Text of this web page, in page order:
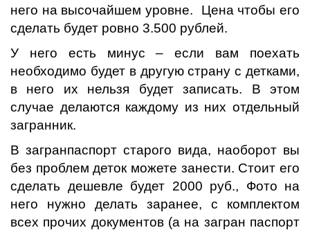
него на высочайшем уровне. Цена чтобы его
сделать будет ровно 3.500 рублей.
У него есть минус – если вам поехать
необходимо будет в другую страну с детками,
в него их нельзя будет записать. В этом
случае делаются каждому из них отдельный
загранник.
В загранпаспорт старого вида, наоборот вы
без проблем деток можете занести. Стоит его
сделать дешевле будет 2000 руб., Фото на
него нужно делать заранее, с комплектом
всех прочих документов (а на загран паспорт